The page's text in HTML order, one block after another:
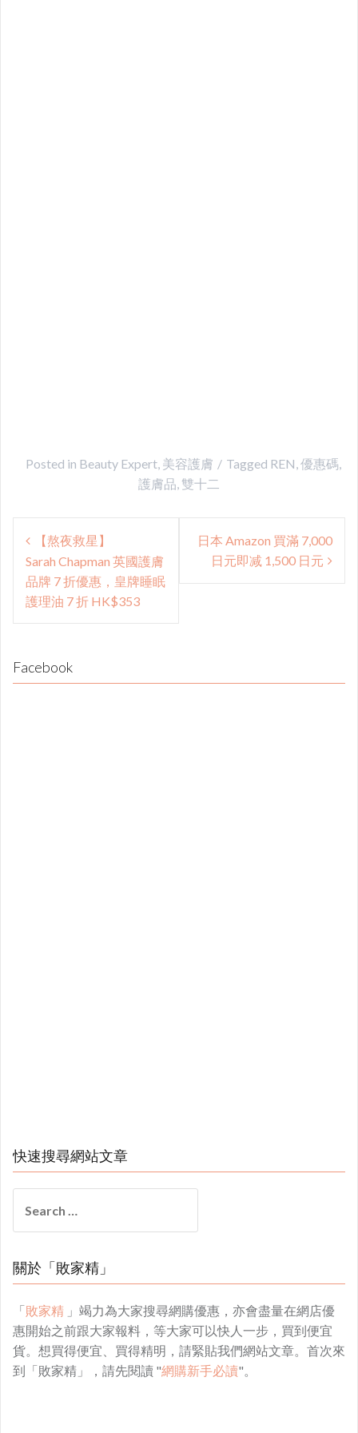
Posted in Beauty Expert, 美容護膚 Tagged REN,優惠碼,
護膚品, 雙十二
Post
navigation
【熬夜救星】
Sarah Chapman 英國護膚
品牌 7 折優惠，皇牌睡眠
護理油 7 折 HK$353
日本 Amazon 買滿 7,000
日元即减 1,500 日元
Facebook
快速搜尋網站文章
for:
關於「敗家精」
「敗家精 」竭力為大家搜尋網購優惠，亦會盡量在網店優
惠開始之前跟大家報料，等大家可以快人一步，買到便宜
貨。想買得便宜、買得精明，請緊貼我們網站文章。首次來
到「敗家精」，請先閱讀 "網購新手必讀"。